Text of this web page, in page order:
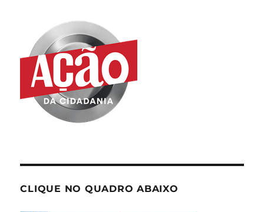
CLIQUE NO QUADRO ABAIXO